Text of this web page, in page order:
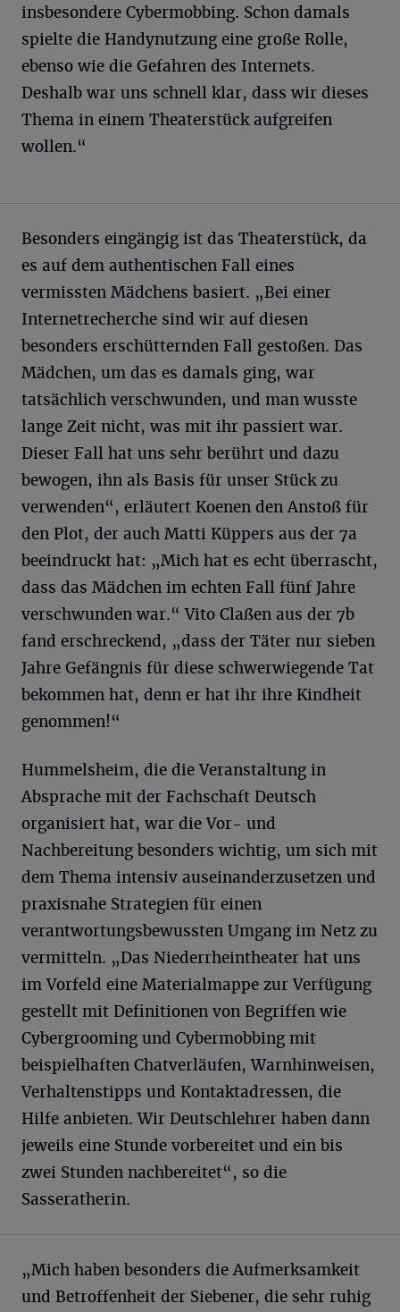
insbesondere Cybermobbing. Schon damals
spielte die Handynutzung eine große Rolle,
ebenso wie die Gefahren des Internets.
Deshalb war uns schnell klar, dass wir dieses
Thema in einem Theaterstück aufgreifen
wollen.“
Besonders eingängig ist das Theaterstück, da
es auf dem authentischen Fall eines
vermissten Mädchens basiert. „Bei einer
Internetrecherche sind wir auf diesen
besonders erschütternden Fall gestoßen. Das
Mädchen, um das es damals ging, war
tatsächlich verschwunden, und man wusste
lange Zeit nicht, was mit ihr passiert war.
Dieser Fall hat uns sehr berührt und dazu
bewogen, ihn als Basis für unser Stück zu
verwenden“, erläutert Koenen den Anstoß für
den Plot, der auch Matti Küppers aus der 7a
beeindruckt hat: „Mich hat es echt überrascht,
dass das Mädchen im echten Fall fünf Jahre
verschwunden war.“ Vito Claßen aus der 7b
fand erschreckend, „dass der Täter nur sieben
Jahre Gefängnis für diese schwerwiegende Tat
bekommen hat, denn er hat ihr ihre Kindheit
genommen!“
Hummelsheim, die die Veranstaltung in
Absprache mit der Fachschaft Deutsch
organisiert hat, war die Vor- und
Nachbereitung besonders wichtig, um sich mit
dem Thema intensiv auseinanderzusetzen und
praxisnahe Strategien für einen
verantwortungsbewussten Umgang im Netz zu
vermitteln. „Das Niederrheintheater hat uns
im Vorfeld eine Materialmappe zur Verfügung
gestellt mit Definitionen von Begriffen wie
Cybergrooming und Cybermobbing mit
beispielhaften Chatverläufen, Warnhinweisen,
Verhaltenstipps und Kontaktadressen, die
Hilfe anbieten. Wir Deutschlehrer haben dann
jeweils eine Stunde vorbereitet und ein bis
zwei Stunden nachbereitet“, so die
Sasseratherin.
„Mich haben besonders die Aufmerksamkeit
und Betroffenheit der Siebener, die sehr ruhig